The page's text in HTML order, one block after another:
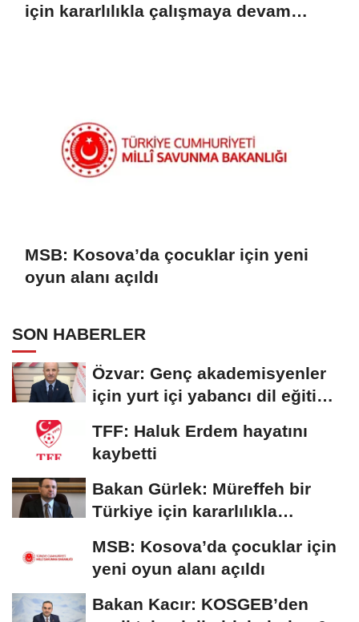
için kararlılıkla çalışmaya devam
MSB: Kosova’da çocuklar için yeni
oyun alanı açıldı
SON HABERLER
Özvar: Genç akademisyenler
için yurt içi yabancı dil eğitim
TFF: Haluk Erdem hayatını
kaybetti
Bakan Gürlek: Müreffeh bir
Türkiye için kararlılıkla
MSB: Kosova’da çocuklar için
yeni oyun alanı açıldı
Bakan Kacır: KOSGEB’den